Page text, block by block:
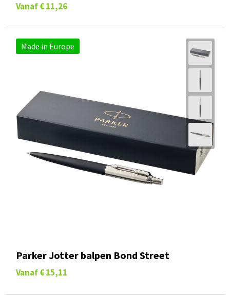
Vanaf € 11,26
Made in Europe
Parker Jotter balpen Bond Street
Vanaf € 15,11